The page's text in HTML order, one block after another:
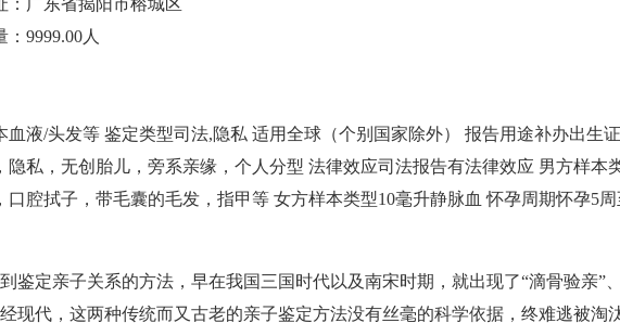
：广东省揭阳市榕城区
：9999.00人
血液/头发等 鉴定类型司法,隐私 适用全球（个别国家除外） 报告用途补办出生
隐私，无创胎儿，旁系亲缘，个人分型 法律效应司法报告有法律效应 男方样本
口腔拭子，带毛囊的毛发，指甲等 女方样本类型10毫升静脉血 怀孕周期怀孕5
鉴定亲子关系的方法，早在我国三国时代以及南宋时期，就出现了“滴骨验亲”
现代，这两种传统而又古老的亲子鉴定方法没有丝毫的科学依据，终难逃被淘